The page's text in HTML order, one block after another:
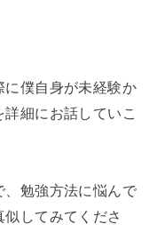
に僕自身が未経験か
細にお話していこ
、勉強方法に悩んで
してみてくださ